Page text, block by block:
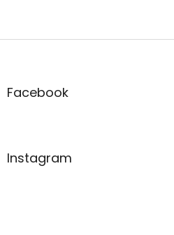
Z
aFacebook
Instagram